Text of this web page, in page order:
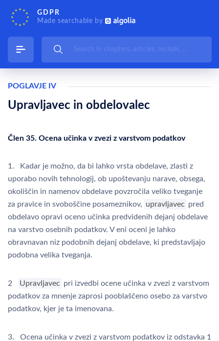
GDPR
Made searchable by
POGLAVJE IV
Upravljavec in obdelovalec
Člen 35. Ocena učinka v zvezi z varstvom podatkov
1. Kadar je možno, da bi lahko vrsta obdelave, zlasti z
uporabo novih tehnologij, ob upoštevanju narave, obsega,
okoliščin in namenov obdelave povzročila veliko tveganje
za pravice in svoboščine posameznikov, upravljavec pred
obdelavo opravi oceno učinka predvidenih dejanj obdelave
na varstvo osebnih podatkov. V eni oceni je lahko
obravnavan niz podobnih dejanj obdelave, ki predstavljajo
podobna velika tveganja.
2 Upravljavec pri izvedbi ocene učinka v zvezi z varstvom
podatkov za mnenje zaprosi pooblaščeno osebo za varstvo
podatkov, kjer je ta imenovana.
3. Ocena učinka v zvezi z varstvom podatkov iz odstavka 1